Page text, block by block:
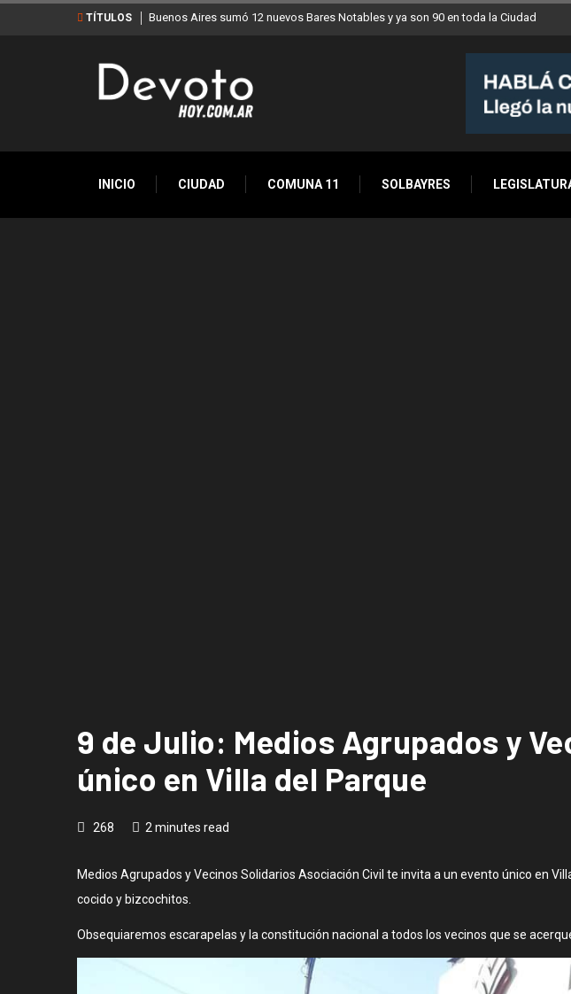
TÍTULOS Buenos Aires sumó 12 nuevos Bares Notables y ya son 90 en toda la Ciudad
INICIO CIUDAD COMUNA 11 SOLBAYRES
9 de Julio: Medios Agrupados y
único en Villa del Parque
268 2 minutes read
Medios Agrupados y Vecinos Solidarios Asociación Civil te invita a un evento único en
cocido y bizcochitos.
Obsequiaremos escarapelas y la constitución nacional a todos los vecinos que se